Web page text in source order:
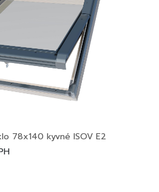
78x140 kyvné ISOV E2